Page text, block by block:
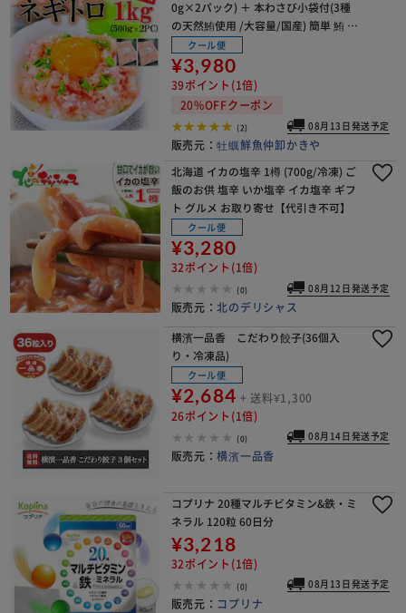
0g×2パック) ＋ 本わさび小袋付(3種
の天然鮪使用 /大容量/国産) 簡単 鮪 マ
グロ ネギトロ丼【代引き不可】
クール便
¥3,980
39ポイント(1倍)
20%OFFクーポン
(2) 08月13日発送予定
販売元：牡蠣鮮魚仲卸かきや
北海道 イカの塩辛 1樽 (700g/冷凍) ご
飯のお供 塩辛 いか塩辛 イカ塩辛 ギフ
ト グルメ お取り寄せ【代引き不可】
クール便
¥3,280
32ポイント(1倍)
(0) 08月12日発送予定
販売元：北のデリシャス
横濱一品香 こだわり餃子(36個入
り・冷凍品)
クール便
¥2,684 + 送料¥1,300
26ポイント(1倍)
(0) 08月14日発送予定
販売元：横濱一品香
コプリナ 20種マルチビタミン&鉄・ミ
ネラル 120粒 60日分
¥3,218
32ポイント(1倍)
(0) 08月13日発送予定
販売元： コプリナ